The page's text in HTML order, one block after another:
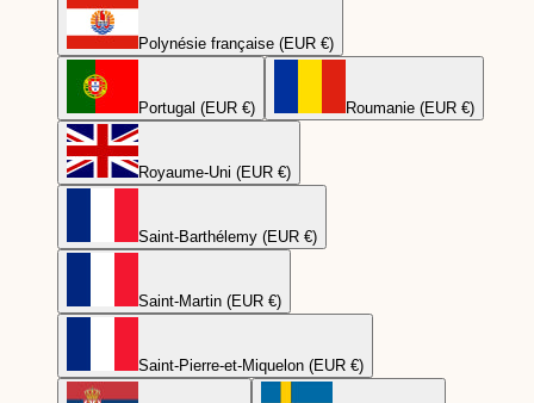
Polynésie française (EUR €)
Portugal (EUR €) Roumanie (EUR €)
Royaume-Uni (EUR €)
Saint-Barthélemy (EUR €)
Saint-Martin (EUR €)
Saint-Pierre-et-Miquelon (EUR €)